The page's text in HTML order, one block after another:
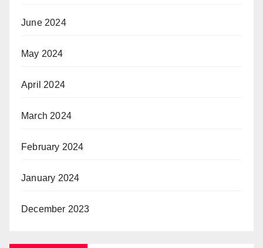
June 2024
May 2024
April 2024
March 2024
February 2024
January 2024
December 2023